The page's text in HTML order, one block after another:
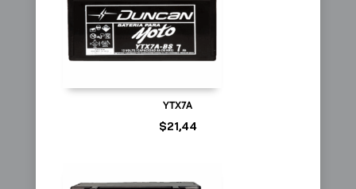
YTX7A
$21,44